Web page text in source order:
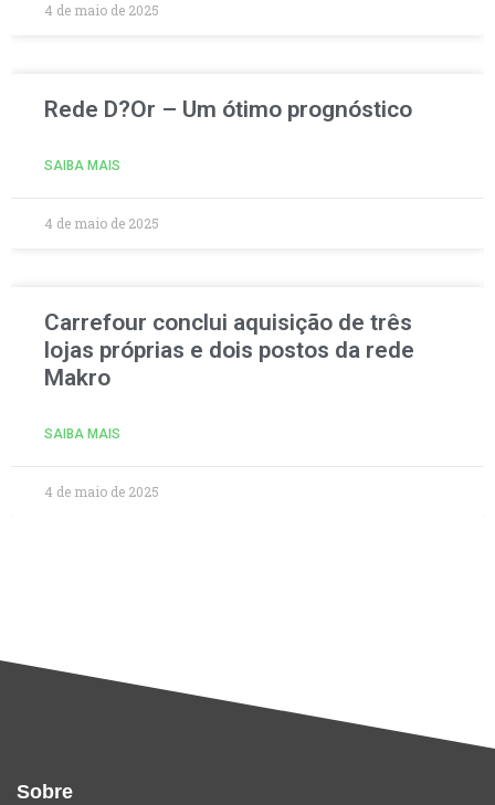
4 de maio de 2025
Rede D?Or – Um ótimo prognóstico
SAIBA MAIS
4 de maio de 2025
Carrefour conclui aquisição de três
lojas próprias e dois postos da rede
Makro
SAIBA MAIS
4 de maio de 2025
Sobre